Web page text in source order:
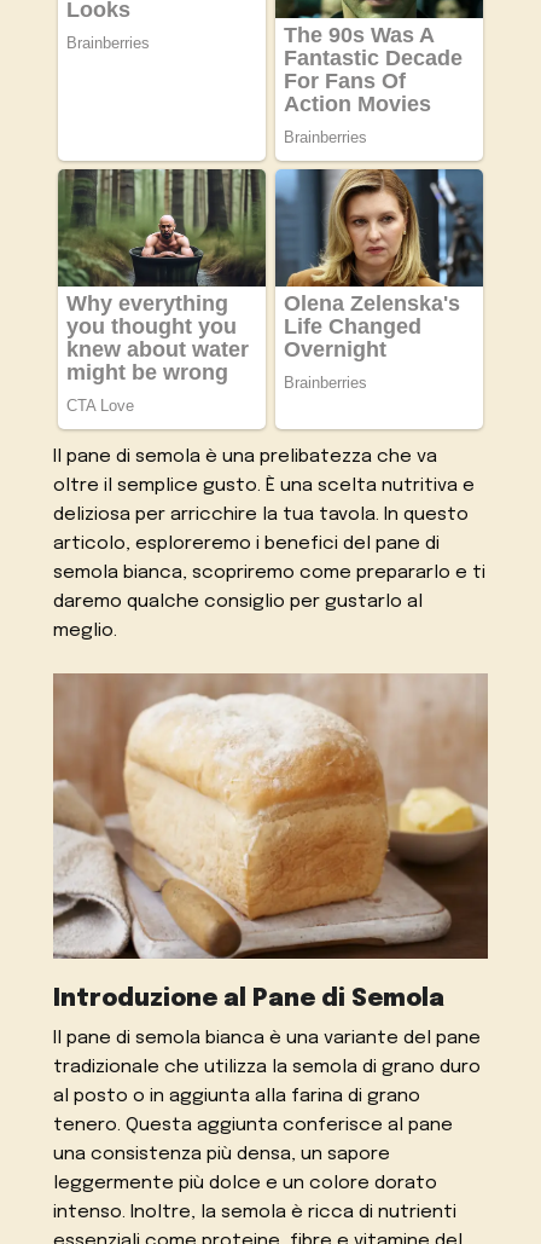
Il pane di semola è una prelibatezza che va
oltre il semplice gusto. È una scelta nutritiva e
deliziosa per arricchire la tua tavola. In questo
articolo, esploreremo i benefici del pane di
semola bianca, scopriremo come prepararlo e ti
daremo qualche consiglio per gustarlo al
meglio.
Introduzione al Pane di Semola
Il pane di semola bianca è una variante del pane
tradizionale che utilizza la semola di grano duro
al posto o in aggiunta alla farina di grano
tenero. Questa aggiunta conferisce al pane
una consistenza più densa, un sapore
leggermente più dolce e un colore dorato
intenso. Inoltre, la semola è ricca di nutrienti